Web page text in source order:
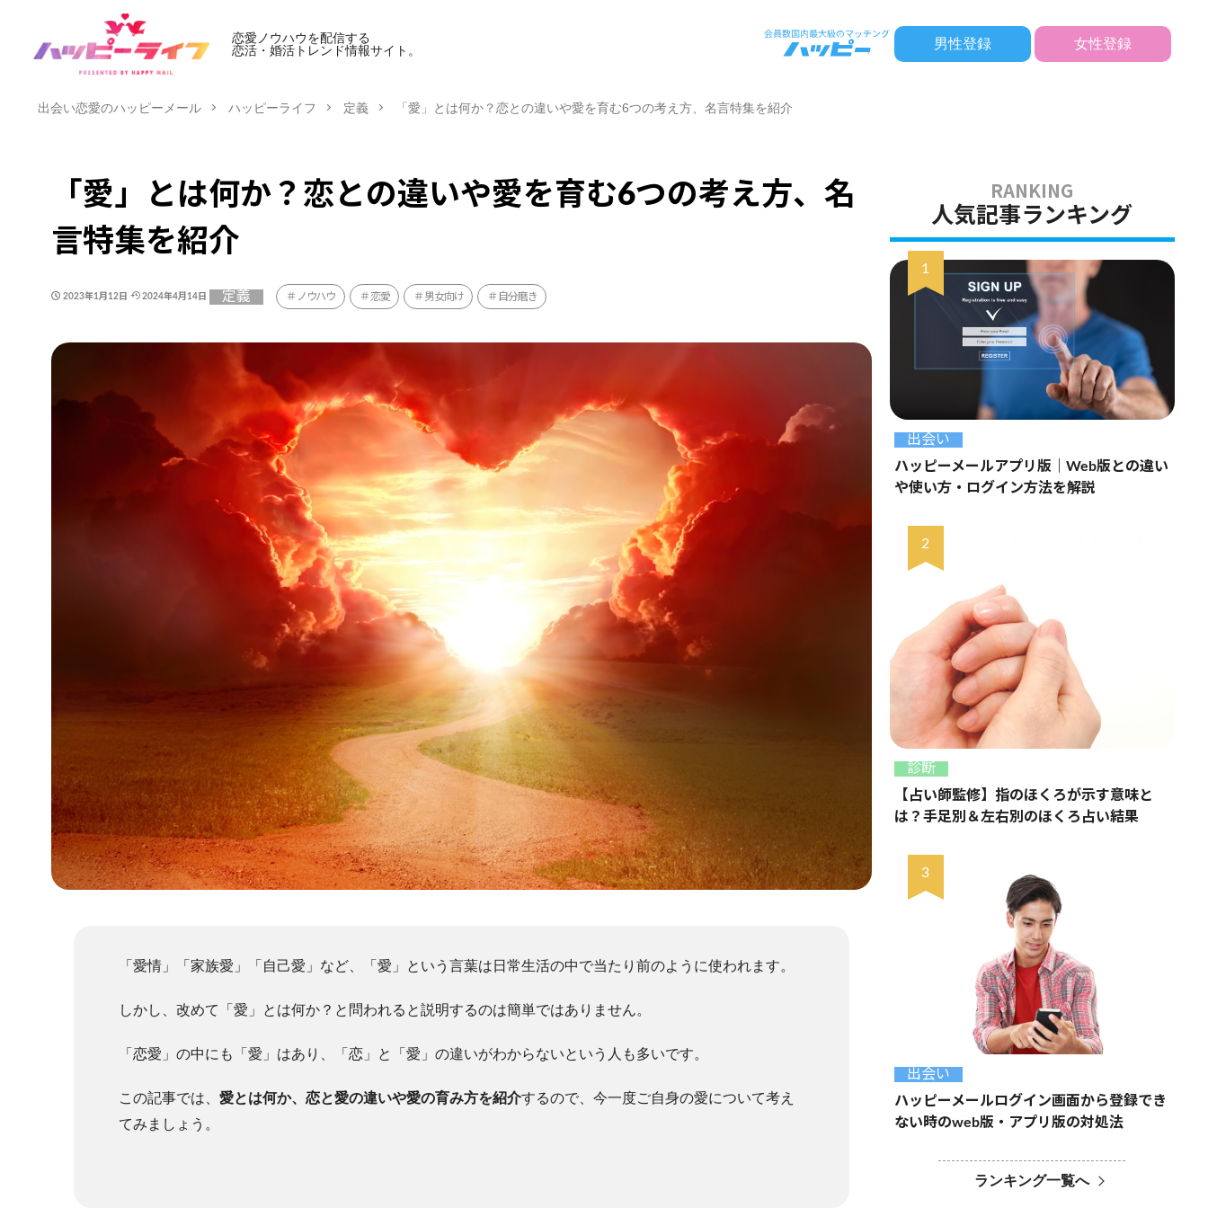
恋愛ノウハウを配信する
恋活・婚活トレンド情報サイト。
男性登録 女性登録
出会い恋愛のハッピーメール ハッピーライフ 定義 「愛」とは何か？恋との違いや愛を育む6つの考え方、名言特集を紹介
「愛」とは何か？恋との違いや愛を育む6つの考え方、名
言特集を紹介
2023年1月12日 2024年4月14日 定義 ノウハウ 恋愛 男女向け 自分磨き
「愛情」「家族愛」「自己愛」など、「愛」という言葉は日常生活の中で当たり前のように使われます。
しかし、改めて「愛」とは何か？と問われると説明するのは簡単ではありません。
「恋愛」の中にも「愛」はあり、「恋」と「愛」の違いがわからないという人も多いです。
この記事では、 愛とは何か、恋と愛の違いや愛の育み方を紹介するので、今一度ご自身の愛について考え
てみましょう。
人気記事ランキング
出会い
ハッピーメールアプリ版｜Web版との違い
や使い方・ログイン方法を解説
診断
【占い師監修】指のほくろが示す意味と
は？手足別＆左右別のほくろ占い結果
出会い
ハッピーメールログイン画面から登録でき
ない時のweb版・アプリ版の対処法
ランキング一覧へ